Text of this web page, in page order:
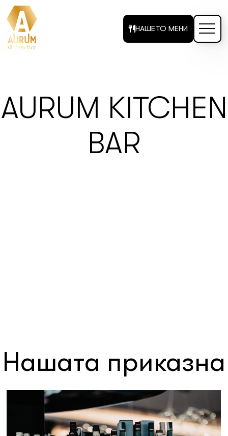
НАШЕТО МЕНИ
AURUM KITCHEN
BAR
Нашата приказна